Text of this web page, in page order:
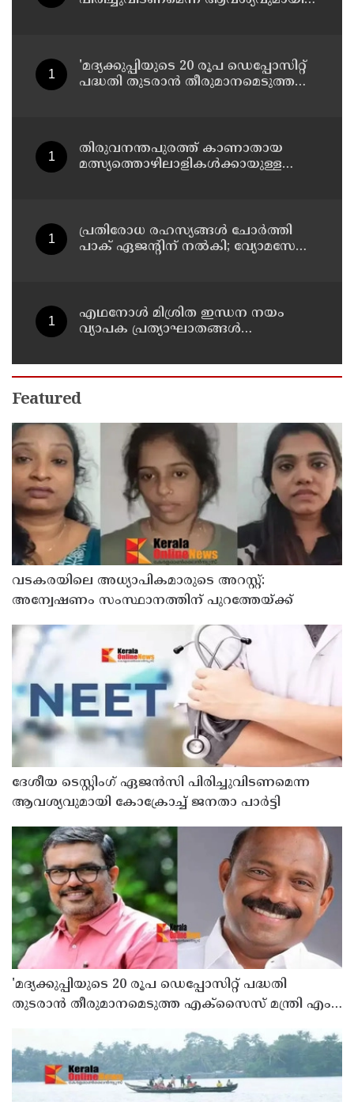
'മദ്യക്കുപ്പിയുടെ 20 രൂപ ഡെപ്പോസിറ്റ്
പദ്ധതി തുടരാന്‍ തീരുമാനമെടുത്ത
തിരുവനന്തപുരത്ത് കാണാതായ
മത്സ്യത്തൊഴിലാളികള്‍ക്കായുള്ള
പ്രതിരോധ രഹസ്യങ്ങള്‍ ചോര്‍ത്തി
പാക് ഏജന്റിന് നല്‍കി; വ്യോമസേനാ
എഥനോള്‍ മിശ്രിത ഇന്ധന നയം
വ്യാപക പ്രത്യാഘാതങ്ങള്‍
ജനകീയ പ്രതിഷേധമെന്ന്
സിപിഐഎം
Featured
വടകരയിലെ അധ്യാപികമാരുടെ അറസ്റ്റ്:
അന്വേഷണം സംസ്ഥാനത്തിന് പുറത്തേയ്ക്ക്
ദേശീയ ടെസ്റ്റിംഗ് ഏജന്‍സി പിരിച്ചുവിടണമെന്ന
ആവശ്യവുമായി കോക്രോച്ച് ജനതാ പാര്‍ട്ടി
'മദ്യക്കുപ്പിയുടെ 20 രൂപ ഡെപ്പോസിറ്റ് പദ്ധതി
തുടരാന്‍ തീരുമാനമെടുത്ത എക്സൈസ് മന്ത്രി എം
രാജേഷ്